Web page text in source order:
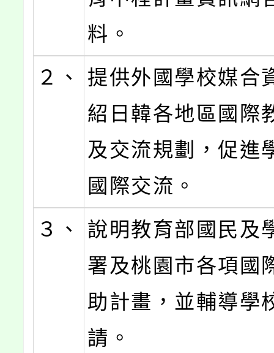
料。
２、
提供外國學校媒合
紹日韓各地區國際
及交流規劃，促進
國際交流。
３、
說明教育部國民及
署及桃園市各項國
助計畫，並輔導學
請。